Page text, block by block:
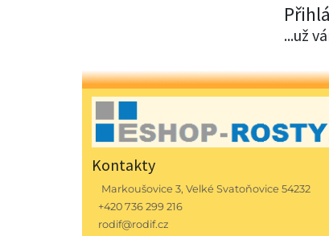
...už
Kontakty
Markoušovice 3, Velké Svatoňovice 54232
+420 736 299 216
rodif@rodif.cz